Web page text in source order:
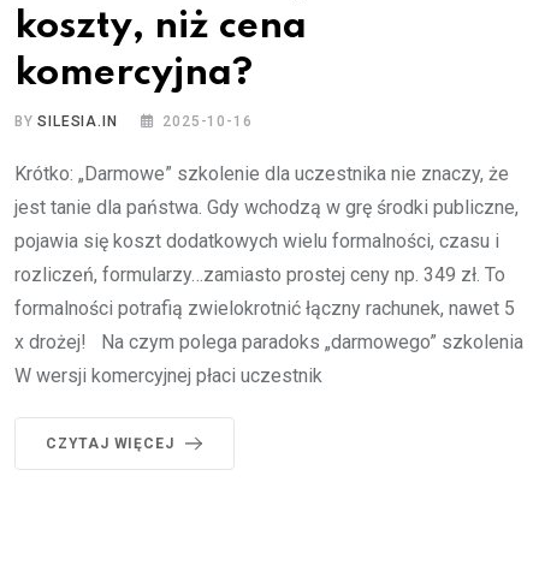
koszty, niż cena
komercyjna?
BYSILESIA.IN 2025-10-16
Krótko: „Darmowe” szkolenie dla uczestnika nie znaczy, że
jest tanie dla państwa. Gdy wchodzą w grę środki publiczne,
pojawia się koszt dodatkowych wielu formalności, czasu i
rozliczeń, formularzy…zamiasto prostej ceny np. 349 zł. To
formalności potrafią zwielokrotnić łączny rachunek, nawet 5
x drożej! Na czym polega paradoks „darmowego” szkolenia
W wersji komercyjnej płaci uczestnik
CZYTAJ WIĘCEJ